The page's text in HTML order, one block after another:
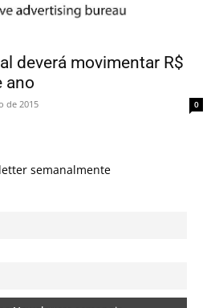
deverá movimentar R$
ano
de 2015 0
semanalmente